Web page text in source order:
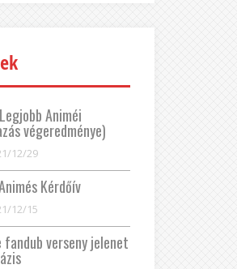
Animéi
végeredménye)
12/29
Kérdőív
12/15
fandub verseny jelenet